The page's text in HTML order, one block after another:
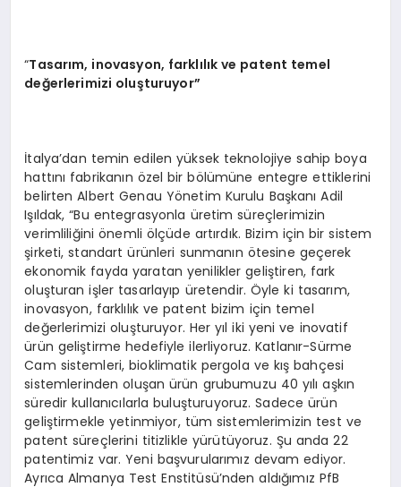
“Tasarım, inovasyon, farklılık ve patent temel
değerlerimizi oluşturuyor”
İtalya’dan temin edilen yüksek teknolojiye sahip boya
hattını fabrikanın özel bir bölümüne entegre ettiklerini
belirten Albert Genau Yönetim Kurulu Başkanı Adil
Işıldak, “Bu entegrasyonla üretim süreçlerimizin
verimliliğini önemli ölçüde artırdık. Bizim için bir sistem
şirketi, standart ürünleri sunmanın ötesine geçerek
ekonomik fayda yaratan yenilikler geliştiren, fark
oluşturan işler tasarlayıp üretendir. Öyle ki tasarım,
inovasyon, farklılık ve patent bizim için temel
değerlerimizi oluşturuyor. Her yıl iki yeni ve inovatif
ürün geliştirme hedefiyle ilerliyoruz. Katlanır-Sürme
Cam sistemleri, bioklimatik pergola ve kış bahçesi
sistemlerinden oluşan ürün grubumuzu 40 yılı aşkın
süredir kullanıcılarla buluşturuyoruz. Sadece ürün
geliştirmekle yetinmiyor, tüm sistemlerimizin test ve
patent süreçlerini titizlikle yürütüyoruz. Şu anda 22
patentimiz var. Yeni başvurularımız devam ediyor.
Ayrıca Almanya Test Enstitüsü’nden aldığımız PfB